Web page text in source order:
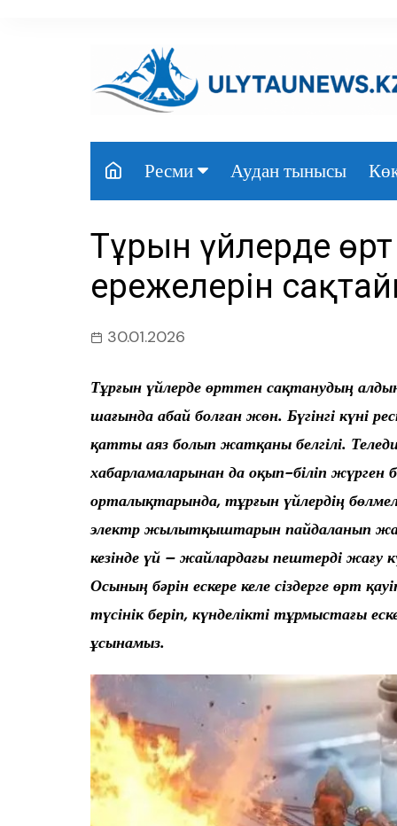
Ресми
Үкімет
Парламент
Облыс әкімдігі
Аудан тынысы
Тұрғын үйлерде өрт
ережелерін
30.01.2026
Тұрғын үйлерде өрттен сақтанудың
шағында абай болған жөн. Бүгінгі күні
қатты аяз болып жатқаны белгілі.
хабарламаларынан да оқып-біліп жүрген
орталықтарында, тұрғын үйлердің
электр жылытқыштарын пайдаланып
кезінде үй – жайлардағы пештерді жағу
Осының бәрін ескере келе сіздерге өрт
түсінік беріп, күнделікті тұрмыстағы
ұсынамыз.